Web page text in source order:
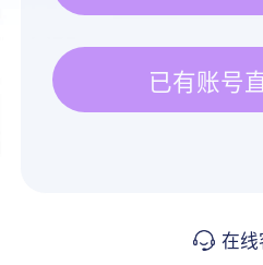
已有账号
在线